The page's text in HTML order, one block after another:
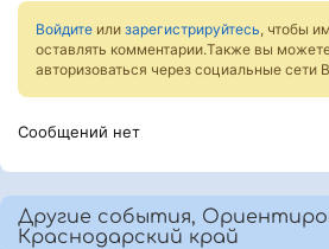
Войдите или зарегистрируйтесь, чтобы
оставлять комментарии.Также вы
авторизоваться через социальные сети
Сообщений нет
Другие события,
Краснодарский край